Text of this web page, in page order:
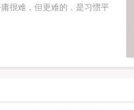
很难，但更难的，是习惯平